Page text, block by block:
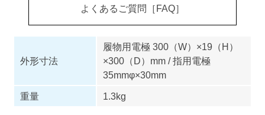
よくあるご質問［FAQ］
外形寸法
履物用電極 300（W）×19（H）
×300（D）mm / 指用電極
35mmφ×30mm
重量
1.3kg